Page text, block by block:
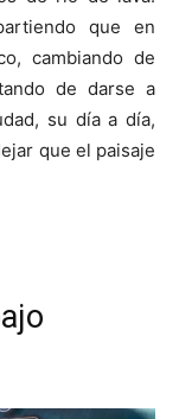
que en
cambiando de
de darse a
su día a día,
que el paisaje